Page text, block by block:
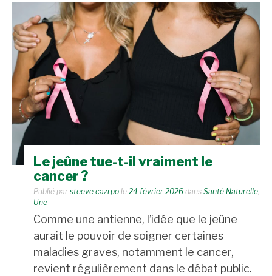
Le jeûne tue-t-il vraiment le
cancer ?
Publié par steeve cazrpo le 24 février 2026 dans Santé Naturelle,
Une
Comme une antienne, l’idée que le jeûne
aurait le pouvoir de soigner certaines
maladies graves, notamment le cancer,
revient régulièrement dans le débat public.